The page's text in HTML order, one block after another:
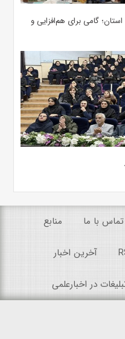
گامی برای هم‌افزایی و
تماس با ما منابع
آخرین اخبار
در اخبارعلمی